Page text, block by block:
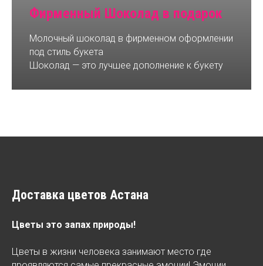
Фирменный Шоколад в подарок
Молочный шоколад в фирменном оформлении
под стиль букета
Шоколад — это лучшее дополнение к букету
Доставка цветов Астана
Цветы это запах природы!
Цветы в жизни человека занимают место где